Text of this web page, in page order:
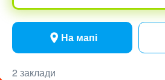
На мапі
2 заклади